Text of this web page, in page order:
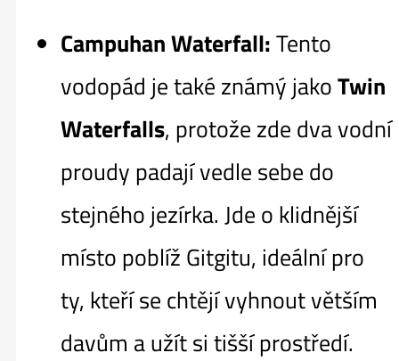
Campuhan Waterfall:Tento
vodopád je také známý jakoTwin
Waterfalls, protože zde dva vodní
proudy padají vedle sebe do
stejného jezírka. Jde o klidnější
místo poblíž Gitgitu, ideální pro
ty, kteří se chtějí vyhnout větším
davům a užít si tišší prostředí.